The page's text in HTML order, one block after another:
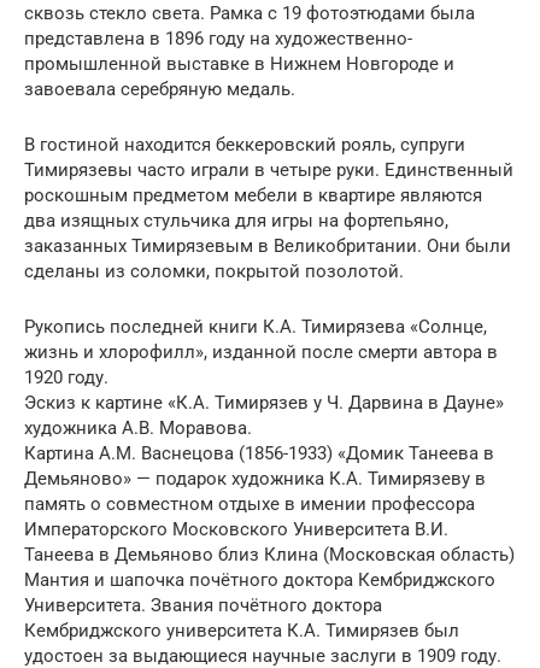
сквозь стекло света. Рамка с 19 фотоэтюдами была
представлена в 1896 году на художественно-
промышленной выставке в Нижнем Новгороде и
завоевала серебряную медаль.
В гостиной находится беккеровский рояль, супруги
Тимирязевы часто играли в четыре руки. Единственный
роскошным предметом мебели в квартире являются
два изящных стульчика для игры на фортепьяно,
заказанных Тимирязевым в Великобритании. Они были
сделаны из соломки, покрытой позолотой.
Рукопись последней книги К.А. Тимирязева «Солнце,
жизнь и хлорофилл», изданной после смерти автора в
1920 году.
Эскиз к картине «К.А. Тимирязев у Ч. Дарвина в Дауне»
художника А.В. Моравова.
Картина А.М. Васнецова (1856-1933) «Домик Танеева в
Демьяново» — подарок художника К.А. Тимирязеву в
память о совместном отдыхе в имении профессора
Императорского Московского Университета В.И.
Танеева в Демьяново близ Клина (Московская область)
Мантия и шапочка почётного доктора Кембриджского
Университета. Звания почётного доктора
Кембриджского университета К.А. Тимирязев был
удостоен за выдающиеся научные заслуги в 1909 году.